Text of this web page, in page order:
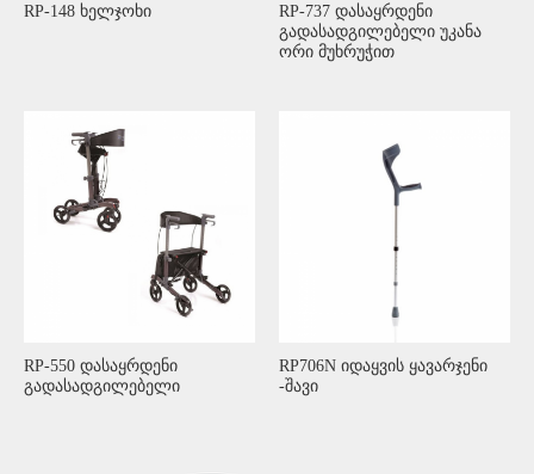
RP-148 ხელჯოხი
RP-737 დასაყრდენი
გადასადგილებელი უკანა
ორი მუხრუჭით
RP-550 დასაყრდენი
გადასადგილებელი
RP706N იდაყვის ყავარჯენი
-შავი